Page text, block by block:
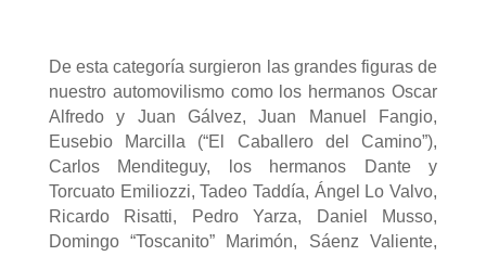
De esta categoría surgieron las grandes figuras de
nuestro automovilismo como los hermanos Oscar
Alfredo y Juan Gálvez, Juan Manuel Fangio,
Eusebio Marcilla (“El Caballero del Camino”),
Carlos Menditeguy, los hermanos Dante y
Torcuato Emiliozzi, Tadeo Taddía, Ángel Lo Valvo,
Ricardo Risatti, Pedro Yarza, Daniel Musso,
Domingo “Toscanito” Marimón, Sáenz Valiente,